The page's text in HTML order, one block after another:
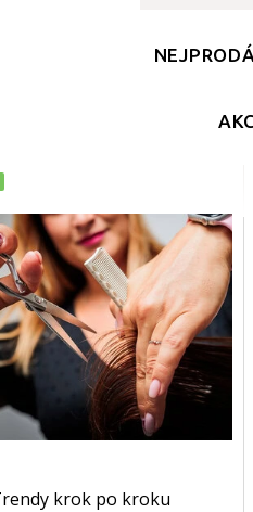
krok po kroku